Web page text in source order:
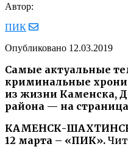
Автор:
ПИК
Опубликовано 12.03.2019
Самые актуальные
криминальные
из жизни Каменска,
района — на
КАМЕНСК-
12 марта – «ПИК».